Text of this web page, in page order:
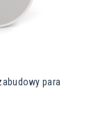
para